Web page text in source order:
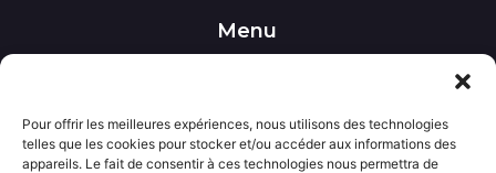
Pour offrir les meilleures expériences, nous utilisons des technologies
telles que les cookies pour stocker et/ou accéder aux informations des
appareils. Le fait de consentir à ces technologies nous permettra de
Menu
••• Accueil
••• Wishlist
••• Actualités